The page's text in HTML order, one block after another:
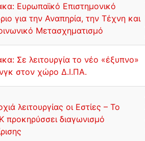
Ευρωπαϊκό Επιστημονικό
για την Αναπηρία, την Τέχνη και
Μετασχηματισμό
Σε λειτουργία το νέο «έξυπνο»
στον χώρο Δ.Ι.ΠΑ.
λειτουργίας οι Εστίες – Το
προκηρύσσει διαγωνισμό